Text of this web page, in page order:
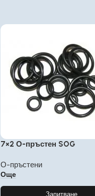
7×2 О-пръстен SOG
О-пръстени
Още
Запитване